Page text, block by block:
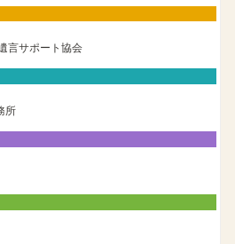
言サポート協会
所